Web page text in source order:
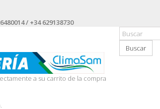
/ +34 629138730
Buscar
a su carrito de la compra